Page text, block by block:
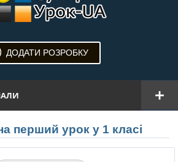
ДОДАТИ РОЗРОБКУ
перший урок у 1 класі